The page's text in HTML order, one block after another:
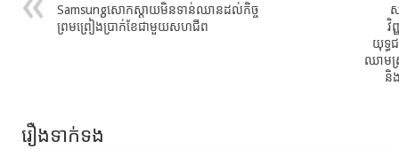
Samsungសោកស្តាយមិនទាន់ឈានដល់កិច្ច
ព្រមព្រៀងប្រាក់ខែជាមួយសហជីព
វិ
យុទ្ធ
ឈាមស្
និ
រឿងទាក់ទង